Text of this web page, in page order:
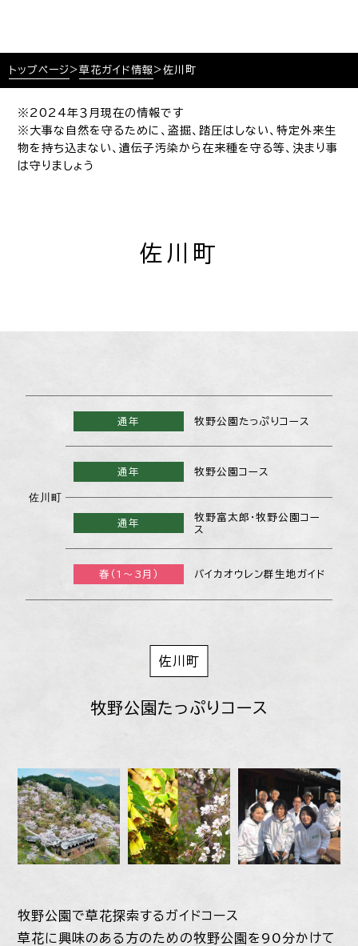
トップページ >草花ガイド情報>佐川町
※2024年３月現在の情報です
※大事な自然を守るために、盗掘、踏圧はしない、特定外来生
物を持ち込まない、遺伝子汚染から在来種を守る等、決まり事
は守りましょう
佐川町
佐川町
通年 牧野公園たっぷりコース
通年 牧野公園コース
通年
牧野富太郎・牧野公園コー
ス
春（1～3月） バイカオウレン群生地ガイド
佐川町
牧野公園たっぷりコース
牧野公園で草花探索するガイドコース
草花に興味のある方のための牧野公園を90分かけて